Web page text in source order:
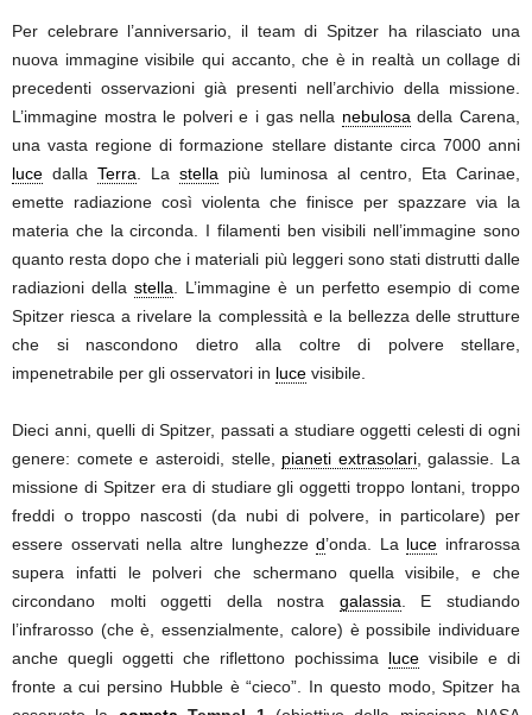
Per celebrare l’anniversario, il team di Spitzer ha rilasciato una
nuova immagine visibile qui accanto, che è in realtà un collage di
precedenti osservazioni già presenti nell’archivio della missione.
L’immagine mostra le polveri e i gas nella nebulosa della Carena,
una vasta regione di formazione stellare distante circa 7000 anni
luce dalla Terra . La stella più luminosa al centro, Eta Carinae,
emette radiazione così violenta che finisce per spazzare via la
materia che la circonda. I filamenti ben visibili nell’immagine sono
quanto resta dopo che i materiali più leggeri sono stati distrutti dalle
radiazioni dellastella . L’immagine è un perfetto esempio di come
Spitzer riesca a rivelare la complessità e la bellezza delle strutture
che si nascondono dietro alla coltre di polvere stellare,
impenetrabile per gli osservatori in luce visibile.
Dieci anni, quelli di Spitzer, passati a studiare oggetti celesti di ogni
genere: comete e asteroidi, stelle, pianeti extrasolari, galassie. La
missione di Spitzer era di studiare gli oggetti troppo lontani, troppo
freddi o troppo nascosti (da nubi di polvere, in particolare) per
essere osservati nella altre lunghezzed’onda. La luce infrarossa
supera infatti le polveri che schermano quella visibile, e che
circondano molti oggetti della nostra galassia . E studiando
l’infrarosso (che è, essenzialmente, calore) è possibile individuare
anche quegli oggetti che riflettono pochissima luce visibile e di
fronte a cui persino Hubble è “cieco”. In questo modo, Spitzer ha